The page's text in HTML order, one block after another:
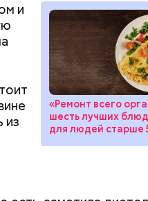
«Ремонт всего
шесть лучших
для людей старше
и
из
и ногти и
ткани, улучшает
излишки
под контролем и
организма. Также
успокаивает,
50–100 грамм
термообработке
Писарева.
и
Как получить до
рублей от
трудной
претендовать и
документы